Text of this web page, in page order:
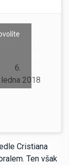
— Real
6.
ledna 2018
Cristiana
Ten však